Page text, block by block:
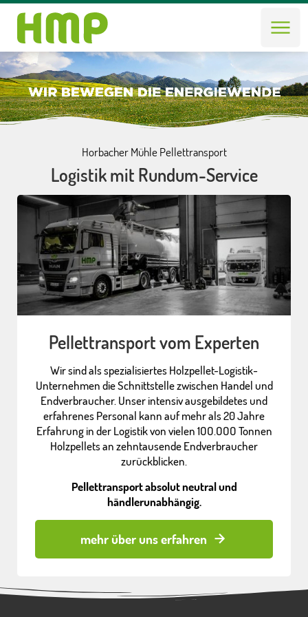
Horbacher Mühle Pellettransport
Logistik mit Rundum-Service
Pellettransport vom Experten
Wir sind als spezialisiertes Holzpellet-Logistik-
Unternehmen die Schnittstelle zwischen Handel und
Endverbraucher. Unser intensiv ausgebildetes und
erfahrenes Personal kann auf mehr als 20 Jahre
Erfahrung in der Logistik von vielen 1OO.OOO Tonnen
Holzpellets an zehntausende Endverbraucher
zurückblicken.
Pellettransport absolut neutral und
händlerunabhängig.
mehr über uns erfahren